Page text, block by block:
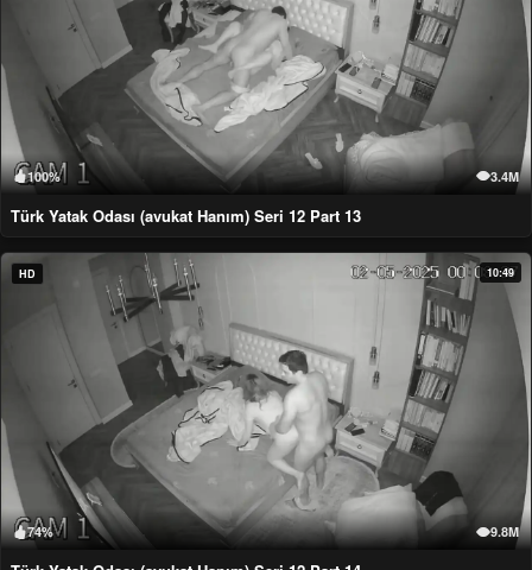
100% 3.4M
Türk Yatak Odası (avukat Hanım) Seri 12 Part 13
HD 10:49
74% 9.8M